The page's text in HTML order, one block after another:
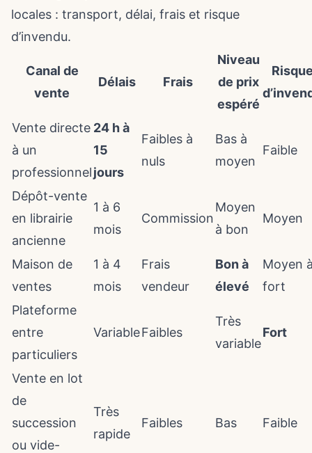
locales : transport, délai, frais et risque
d’invendu.
Canal de
vente
Délais Frais
Niveau
de prix
espéré
Vente directe
à un
professionnel
24 h à
15
jours
Faibles à
nuls
Bas à
moyen
Faible
Dépôt-vente
en librairie
ancienne
1 à 6
mois
Commission
Moyen
à bon
Moyen
Maison de
ventes
1 à 4
mois
Frais
vendeur
Bon à
élevé
Moyen
fort
Plateforme
entre
particuliers
VariableFaibles
Très
variable
Fort
Vente en lot
de
succession
ou vide-
Très
rapide
Faibles Bas Faible